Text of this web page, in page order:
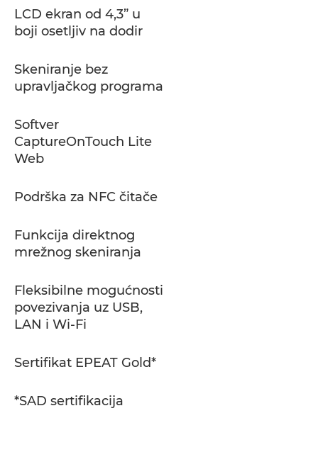
LCD ekran od 4,3” u
boji osetljiv na dodir
Skeniranje bez
upravljačkog programa
Softver
CaptureOnTouch Lite
Web
Podrška za NFC čitače
Funkcija direktnog
mrežnog skeniranja
Fleksibilne mogućnosti
povezivanja uz USB,
LAN i Wi-Fi
Sertifikat EPEAT Gold*
*SAD sertifikacija